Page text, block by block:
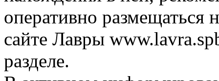
оперативно размещаться
сайте Лавры
разделе.